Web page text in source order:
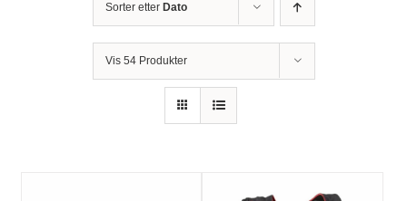
Bager/ etuier
Sorter etter Dato
Vis 54 Produkter